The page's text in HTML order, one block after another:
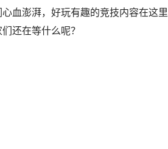
血澎湃，好玩有趣的竞技内容在这里
还在等什么呢？